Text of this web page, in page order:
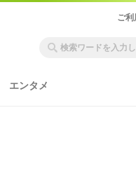
ご
エンタメ